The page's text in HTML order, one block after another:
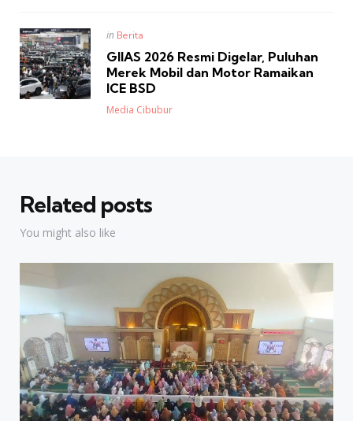
Posted
in Berita
GIIAS 2026 Resmi Digelar, Puluhan
Merek Mobil dan Motor Ramaikan
ICE BSD
Posted
Media Cibubur
Related posts
You might also like